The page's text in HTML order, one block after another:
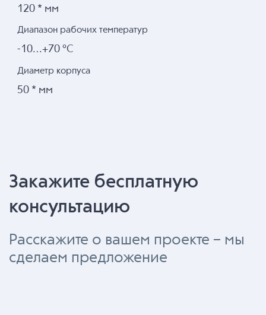
120 * мм
Диапазон рабочих температур
-10…+70 °С
Диаметр корпуса
50 * мм
Закажите бесплатную
консультацию
Расскажите о вашем проекте – мы
сделаем предложение